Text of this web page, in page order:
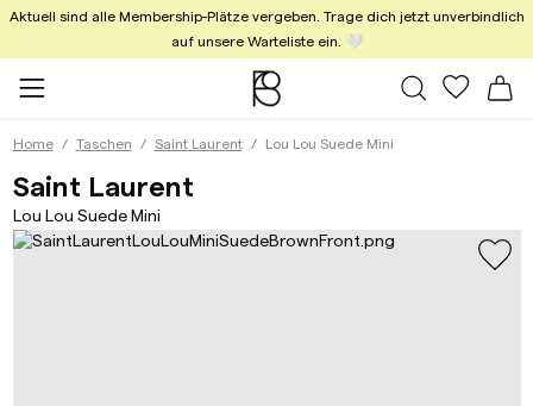
Aktuell sind alle Membership-Plätze vergeben. Trage dich jetzt unverbindlich
auf unsere Warteliste ein. 🤍
Alle Taschen
Meine
Home Taschen Saint Laurent Lou Lou Suede Mini
Saint LaurentLou Lou Suede Mini
Lou Lou Suede Mini